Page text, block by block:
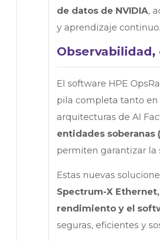
de datos de NVIDIA,
y aprendizaje continuo.
El software HPE
pila completa tanto en
arquitecturas de AI
entidades soberanas
permiten garantizar la
Estas nuevas
Spectrum-X
rendimiento y el
seguras, eficientes y